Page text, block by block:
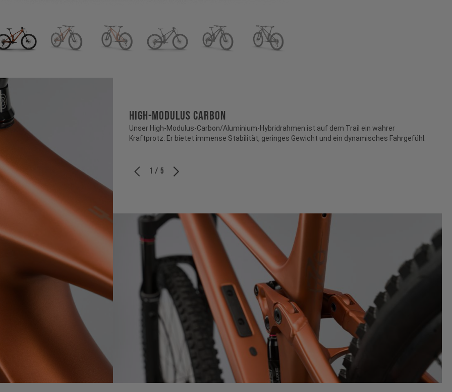
HIGH-MODULUS CARBON
Unser High-Modulus-Carbon/Aluminium-Hybridrahmen ist auf dem Trail ein wahrer
Kraftprotz: Er bietet immense Stabilität, geringes Gewicht und ein dynamisches Fahrgefühl.
1 / 5